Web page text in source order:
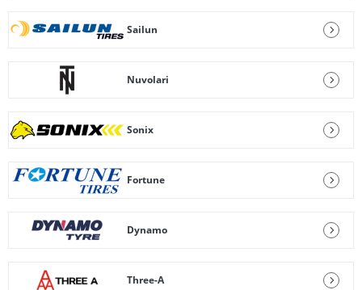
Sailun
Nuvolari
Sonix
Fortune
Dynamo
Three-A